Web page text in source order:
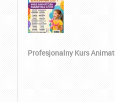
Profesjonalny Kurs